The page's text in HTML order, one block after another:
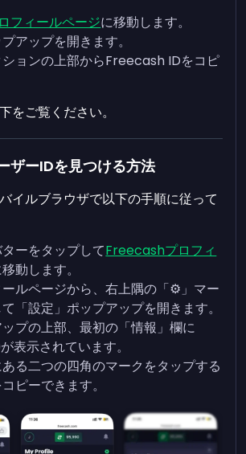
フィールページに移動します。
アップを開きます。
ションの上部からFreecash IDをコピ
をご覧ください。
ザーIDを見つける方法
イルブラウザで以下の手順に従って
ーをタップしてFreecashプロフィ
動します。
ルページから、右上隅の「⚙️」マー
「設定」ポップアップを開きます。
プの上部、最初の「情報」欄に
表示されています。
る二つの四角のマークをタップする
ピーできます。